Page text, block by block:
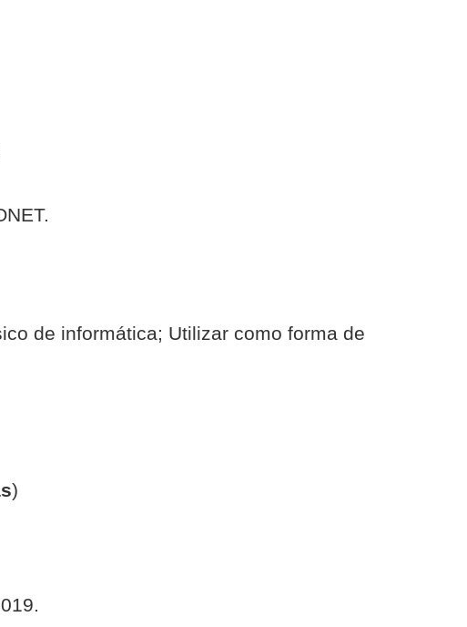
de informática; Utilizar como forma de
)